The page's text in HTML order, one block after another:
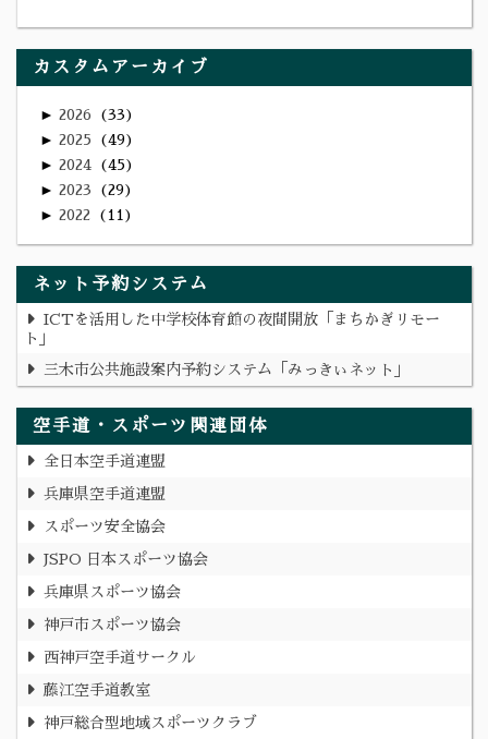
カスタムアーカイブ
► 2026 33
► 2025 49
► 2024 45
► 2023 29
► 2022 11
ネット予約システム
ICTを活用した中学校体育館の夜間開放「まちかぎリモー
ト」
三木市公共施設案内予約システム「みっきぃネット」
空手道・スポーツ関連団体
全日本空手道連盟
兵庫県空手道連盟
スポーツ安全協会
JSPO 日本スポーツ協会
兵庫県スポーツ協会
神戸市スポーツ協会
西神戸空手道サークル
藤江空手道教室
神戸総合型地域スポーツクラブ